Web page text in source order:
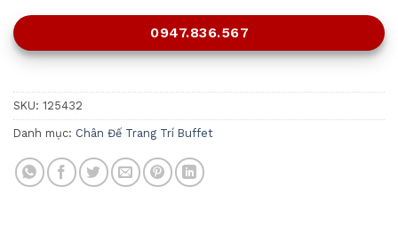
0947.836.567
SKU: 125432
Danh mục: Chân Đế Trang Trí Buffet